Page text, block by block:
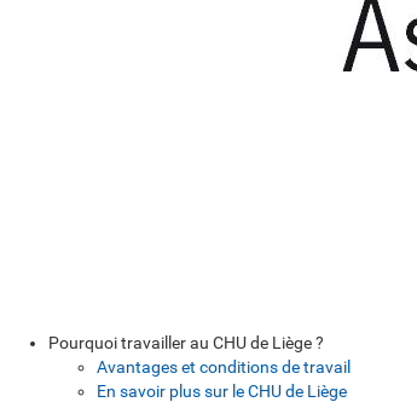
Pourquoi travailler au CHU de Liège ?
Avantages et conditions de travail
En savoir plus sur le CHU de Liège